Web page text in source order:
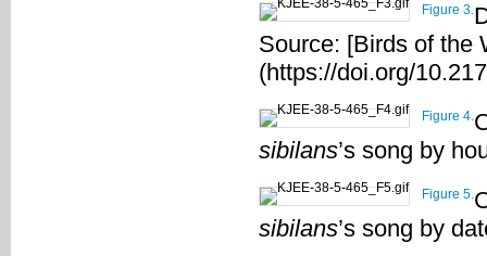
Figure 3.
Source: [Birds of the
(https://doi.org/
Figure 4.
sibilans’s song by
Figure 5.
sibilans’s song by